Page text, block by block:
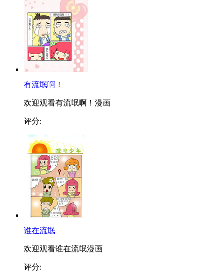
有流氓啊！
欢迎观看有流氓啊！漫画
评分:
谁在流氓
欢迎观看谁在流氓漫画
评分: